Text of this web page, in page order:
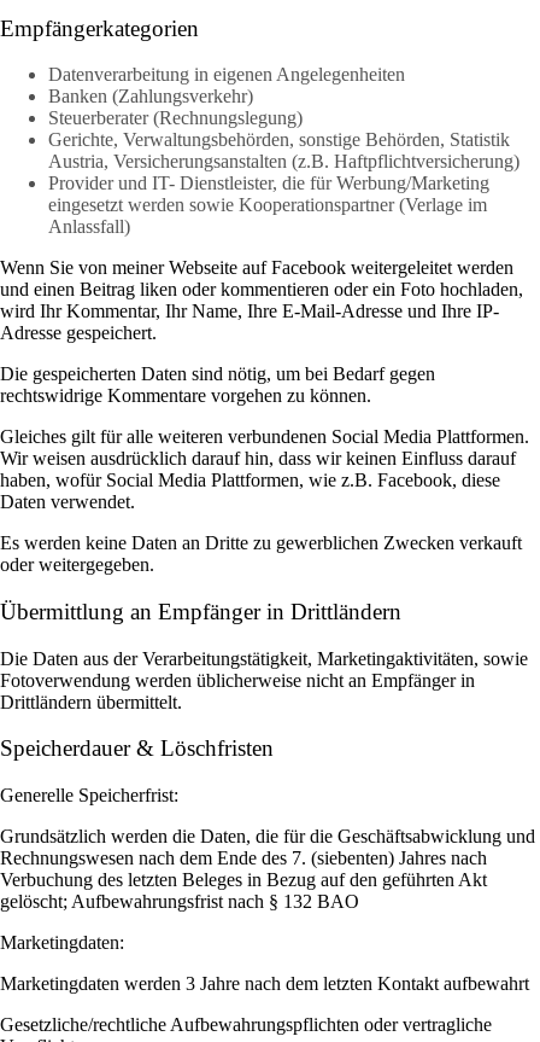
Empfängerkategorien
Datenverarbeitung in eigenen Angelegenheiten
Banken (Zahlungsverkehr)
Steuerberater (Rechnungslegung)
Gerichte, Verwaltungsbehörden, sonstige Behörden, Statistik
Austria, Versicherungsanstalten (z.B. Haftpflichtversicherung)
Provider und IT- Dienstleister, die für Werbung/Marketing
eingesetzt werden sowie Kooperationspartner (Verlage im
Anlassfall)
Wenn Sie von meiner Webseite auf Facebook weitergeleitet werden
und einen Beitrag liken oder kommentieren oder ein Foto hochladen,
wird Ihr Kommentar, Ihr Name, Ihre E-Mail-Adresse und Ihre IP-
Adresse gespeichert.
Die gespeicherten Daten sind nötig, um bei Bedarf gegen
rechtswidrige Kommentare vorgehen zu können.
Gleiches gilt für alle weiteren verbundenen Social Media Plattformen.
Wir weisen ausdrücklich darauf hin, dass wir keinen Einfluss darauf
haben, wofür Social Media Plattformen, wie z.B. Facebook, diese
Daten verwendet.
Es werden keine Daten an Dritte zu gewerblichen Zwecken verkauft
oder weitergegeben.
Übermittlung an Empfänger in Drittländern
Die Daten aus der Verarbeitungstätigkeit, Marketingaktivitäten, sowie
Fotoverwendung werden üblicherweise nicht an Empfänger in
Drittländern übermittelt.
Speicherdauer & Löschfristen
Generelle Speicherfrist:
Grundsätzlich werden die Daten, die für die Geschäftsabwicklung und
Rechnungswesen nach dem Ende des 7. (siebenten) Jahres nach
Verbuchung des letzten Beleges in Bezug auf den geführten Akt
gelöscht; Aufbewahrungsfrist nach § 132 BAO
Marketingdaten:
Marketingdaten werden 3 Jahre nach dem letzten Kontakt aufbewahrt
Gesetzliche/rechtliche Aufbewahrungspflichten oder vertragliche